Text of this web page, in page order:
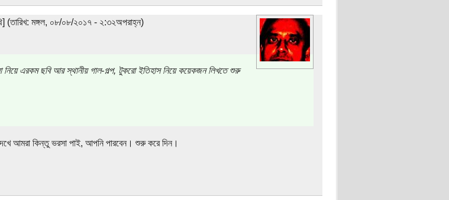
(তারিখ: মঙ্গল, ০৮/০৮/২০১৭ - ২:৩২অপরাহ্ন)
এরকম ছবি আর স্থানীয় গাল-গল্প, টুকরো ইতিহাস নিয়ে কয়েকজন লিখতে শুরু
আমরা কিন্তু ভরসা পাই, আপনি পারবেন। শুরু করে দিন।